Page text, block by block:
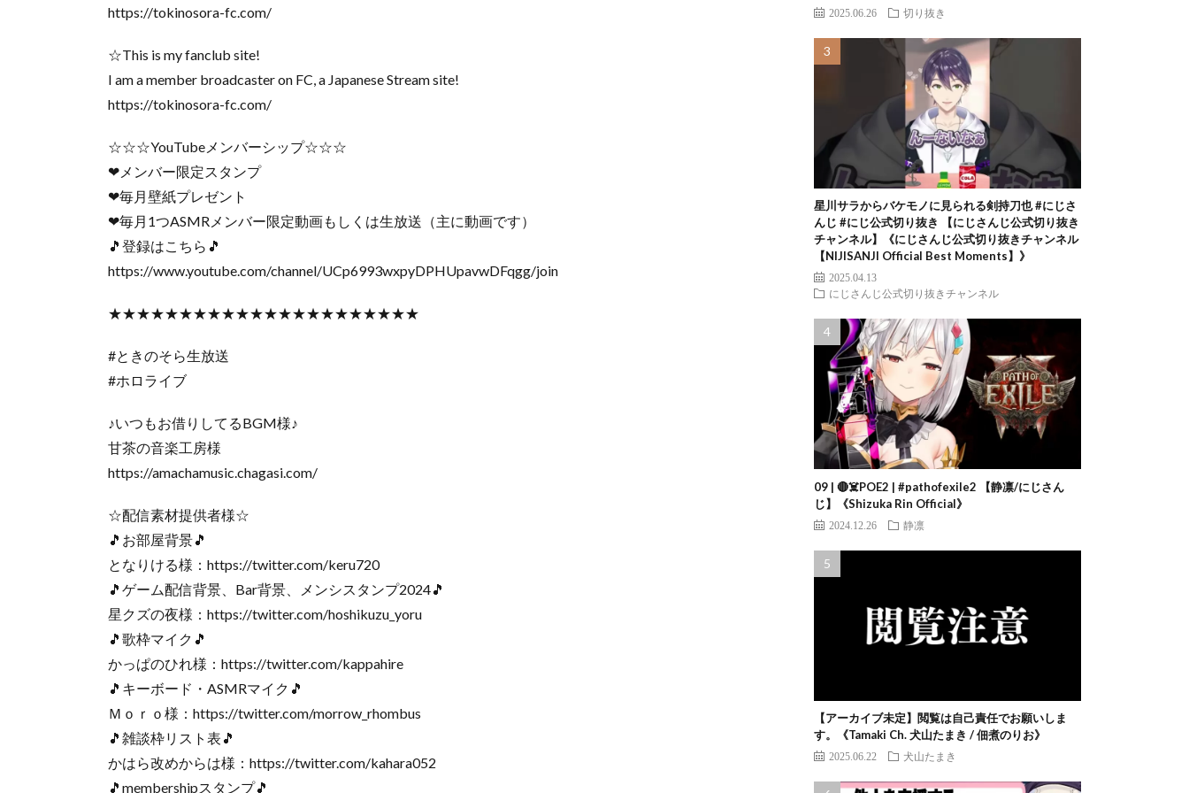
https://tokinosora-fc.com/
☆This is my fanclub site!
I am a member broadcaster on FC, a Japanese Stream site!
https://tokinosora-fc.com/
☆☆☆YouTubeメンバーシップ☆☆☆
❤メンバー限定スタンプ
❤毎月壁紙プレゼント
❤毎月1つASMRメンバー限定動画もしくは生放送（主に動画です）
🎵登録はこちら🎵
https://www.youtube.com/channel/UCp6993wxpyDPHUpavwDFqgg/join
★★★★★★★★★★★★★★★★★★★★★★
#ときのそら生放送
#ホロライブ
♪いつもお借りしてるBGM様♪
甘茶の音楽工房様
https://amachamusic.chagasi.com/
☆配信素材提供者様☆
🎵お部屋背景🎵
となりける様：https://twitter.com/keru720
🎵ゲーム配信背景、Bar背景、メンシスタンプ2024🎵
星クズの夜様：https://twitter.com/hoshikuzu_yoru
🎵歌枠マイク🎵
かっぱのひれ様：https://twitter.com/kappahire
🎵キーボード・ASMRマイク🎵
Ｍｏｒｏ様：https://twitter.com/morrow_rhombus
🎵雑談枠リスト表🎵
かはら改めからは様：https://twitter.com/kahara052
🎵membershipスタンプ🎵
2025.06.26 切り抜き
星川サラからバケモノに見られる剣持刀也 #にじさ
んじ #にじ公式切り抜き 【にじさんじ公式切り抜き
チャンネル】《にじさんじ公式切り抜きチャンネル
【NIJISANJI Official Best Moments】》
2025.04.13
にじさんじ公式切り抜きチャンネル
09 | 🔴☠️POE2 | #pathofexile2 【静凛/にじさん
じ】《Shizuka Rin Official》
2024.12.26 静凛
【アーカイブ未定】閲覧は自己責任でお願いしま
す。《Tamaki Ch. 犬山たまき / 佃煮のりお》
2025.06.22 犬山たまき